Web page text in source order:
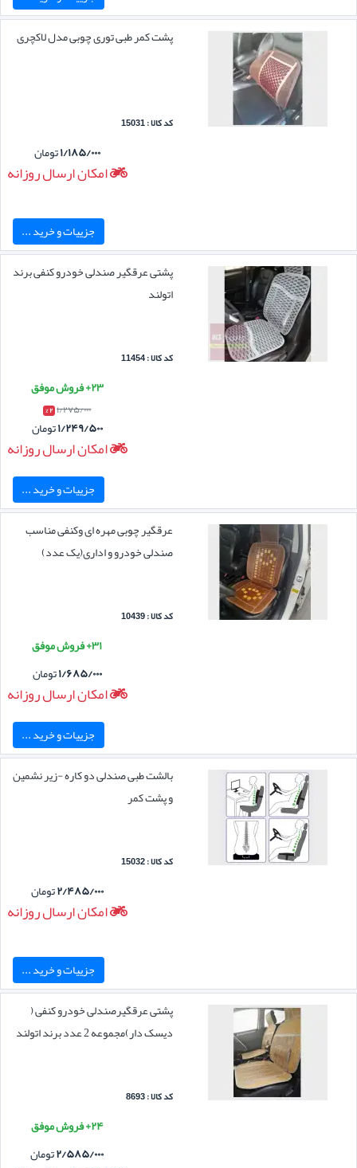
پشت کمر طبی توری چوبی مدل لاکچری
کد کالا : 15031
۱/۱۸۵/۰۰۰تومان
امکان ارسال روزانه
جزییات و خرید ...
پشتی عرقگیر صندلی خودرو کنفی برند
اتولند
کد کالا : 11454
۲۳+ فروش موفق
۱/۲۷۵/۰۰۰ ۲ %
۱/۲۴۹/۵۰۰تومان
امکان ارسال روزانه
جزییات و خرید ...
عرقگیر چوبی مهره ای وکنفی مناسب
صندلی خودرو و اداری(یک عدد)
کد کالا : 10439
۳۱+ فروش موفق
۱/۶۸۵/۰۰۰تومان
امکان ارسال روزانه
جزییات و خرید ...
بالشت طبی صندلی دو کاره -زیر نشمین
و پشت کمر
کد کالا : 15032
۲/۴۸۵/۰۰۰تومان
امکان ارسال روزانه
جزییات و خرید ...
پشتی عرقگیرصندلی خودرو کنفی (
دیسک دار)مجموعه 2 عدد برند اتولند
کد کالا : 8693
۲۴+ فروش موفق
۲/۵۸۵/۰۰۰تومان